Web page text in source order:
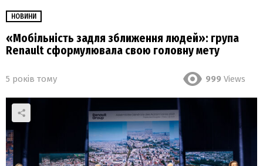
НОВИНИ
«Мобільність задля зближення людей»: група
Renault сформулювала свою головну мету
5 років тому 999 Views